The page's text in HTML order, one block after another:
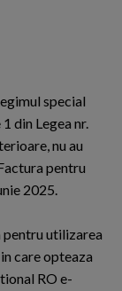
special
din Legea nr.
nu au
pentru
2025.
pentru utilizarea
care opteaza
RO e-